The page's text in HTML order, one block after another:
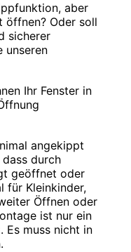
aber
öffnen? Oder soll
sicherer
unseren
Ihr Fenster in
angekippt
durch
geöffnet oder
für Kleinkinder,
Öffnen oder
ist nur ein
Es muss nicht in